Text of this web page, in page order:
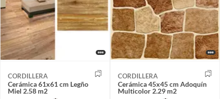
CORDILLERA
Cerámica 61x61 cm Legño
Miel 2.58 m2
CORDILLERA
Cerámica 45x45 cm Adoquín
Multicolor 2.29 m2